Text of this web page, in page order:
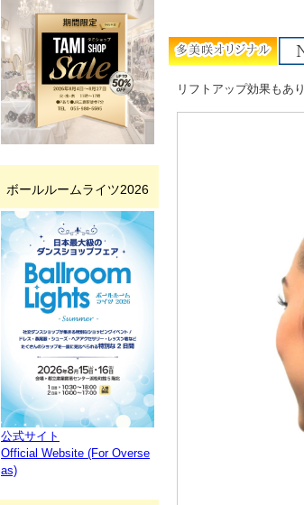
リフトアップ効果もあ
ボールルームライツ2026
公式サイト
Official Website (For Overse
as)